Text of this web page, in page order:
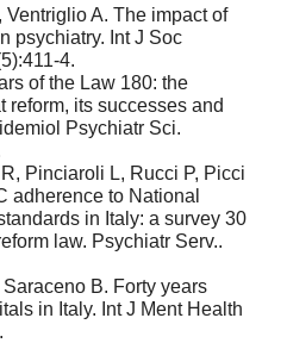
A. The impact of
psychiatry. Int J Soc
4.
of the Law 180: the
reform, its successes and
Psychiatr Sci.
Pinciaroli L, Rucci P, Picci
adherence to National
in Italy: a survey 30
law. Psychiatr Serv..
B. Forty years
in Italy. Int J Ment Health